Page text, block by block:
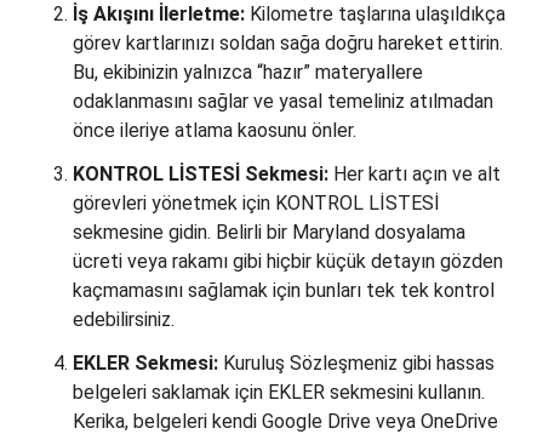
İş Akışını İlerletme: Kilometre taşlarına ulaşıldıkça
görev kartlarınızı soldan sağa doğru hareket ettirin.
Bu, ekibinizin yalnızca “hazır” materyallere
odaklanmasını sağlar ve yasal temeliniz atılmadan
önce ileriye atlama kaosunu önler.
KONTROL LİSTESİ Sekmesi: Her kartı açın ve alt
görevleri yönetmek için KONTROL LİSTESİ
sekmesine gidin. Belirli bir Maryland dosyalama
ücreti veya rakamı gibi hiçbir küçük detayın gözden
kaçmamasını sağlamak için bunları tek tek kontrol
edebilirsiniz.
EKLER Sekmesi: Kuruluş Sözleşmeniz gibi hassas
belgeleri saklamak için EKLER sekmesini kullanın.
Kerika, belgeleri kendi Google Drive veya OneDrive